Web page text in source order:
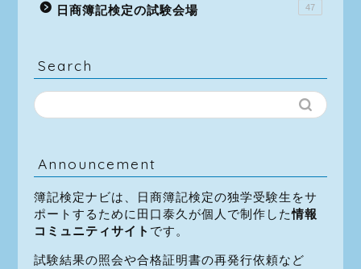
日商簿記検定の試験会場 47
Search
Announcement
簿記検定ナビは、日商簿記検定の独学受験生をサ
ポートするために田口泰久が個人で制作した情報
コミュニティサイト です。
試験結果の照会や合格証明書の再発行依頼など